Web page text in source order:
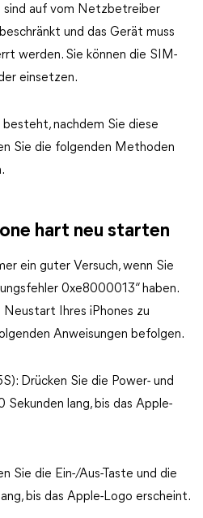
sind auf vom Netzbetreiber
und das Gerät muss
werden. Sie können die SIM-
einsetzen.
nachdem Sie diese
Sie die folgenden Methoden
hart neu starten
ein guter Versuch, wenn Sie
0xe8000013“ haben.
Neustart Ihres iPhones zu
Anweisungen befolgen.
Drücken Sie die Power- und
Sekunden lang, bis das Apple-
Sie die Ein-/Aus-Taste und die
bis das Apple-Logo erscheint.